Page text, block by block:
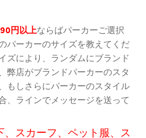
円以上ならばパーカーご選択
パーカーのサイズを教えてくだ
ズにより、ランダムにブランド
弊店がブランドパーカーのスタ
もしさらにパーカーのスタイル
、ラインでメッセージを送って
スカーフ、ペット服、ス